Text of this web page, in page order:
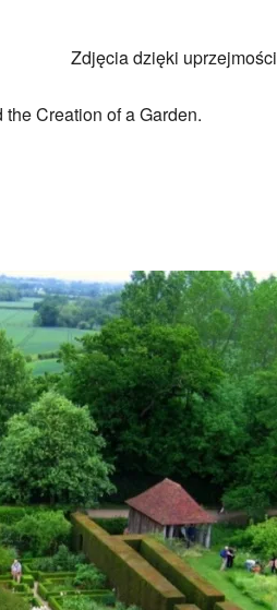
Zdjęcia dzięki uprzejmości
Creation of a Garden.